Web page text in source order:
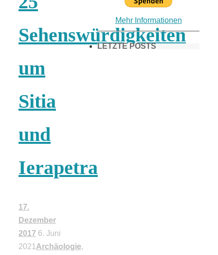
Sehenswürdigkeiten
um
Sitia
und
Ierapetra
17.
Dezember
2017 6. Juni
2021Archäologie,
Mehr Informationen
LETZTE POSTS
18 Lieblings-